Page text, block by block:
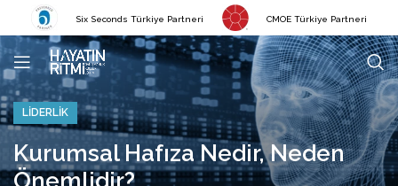
Six Seconds Türkiye Partneri CMOE Türkiye Partneri
LIDERLIK
Kurumsal Hafıza Nedir, Neden